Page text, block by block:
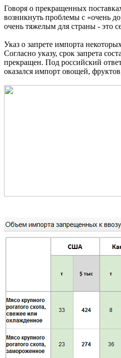
Говоря о прекращенных
возникнуть проблемы с «очень
очень тяжелым для страны - это
Указ о запрете импорта
Согласно указу, срок запрета
прекращен. Под российский
оказался импорт овощей,